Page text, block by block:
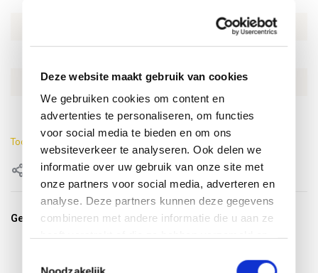
Deze website maakt gebruik van cookies
We gebruiken cookies om content en
advertenties te personaliseren, om functies
voor social media te bieden en om ons
websiteverkeer te analyseren. Ook delen we
informatie over uw gebruik van onze site met
onze partners voor social media, adverteren en
analyse. Deze partners kunnen deze gegevens
combineren met andere informatie die u aan ze
EAN 8720087012544
Kleur
Toon meer
Delen
Gerelateerde producten